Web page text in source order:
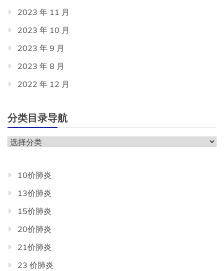
2023 年 11 月
2023 年 10 月
2023 年 9 月
2023 年 8 月
2022 年 12 月
分类目录导航
分
导
航
10价肺炎
13价肺炎
15价肺炎
20价肺炎
21价肺炎
23 价肺炎